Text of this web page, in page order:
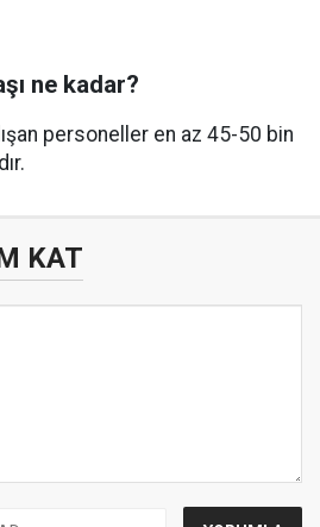
ne kadar?
personeller en az 45-50 bin
KAT